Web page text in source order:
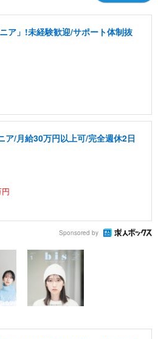
ア」!未経験歓迎/サポート体制抜
ア/月給30万円以上可/完全週休2日
Sponsored by